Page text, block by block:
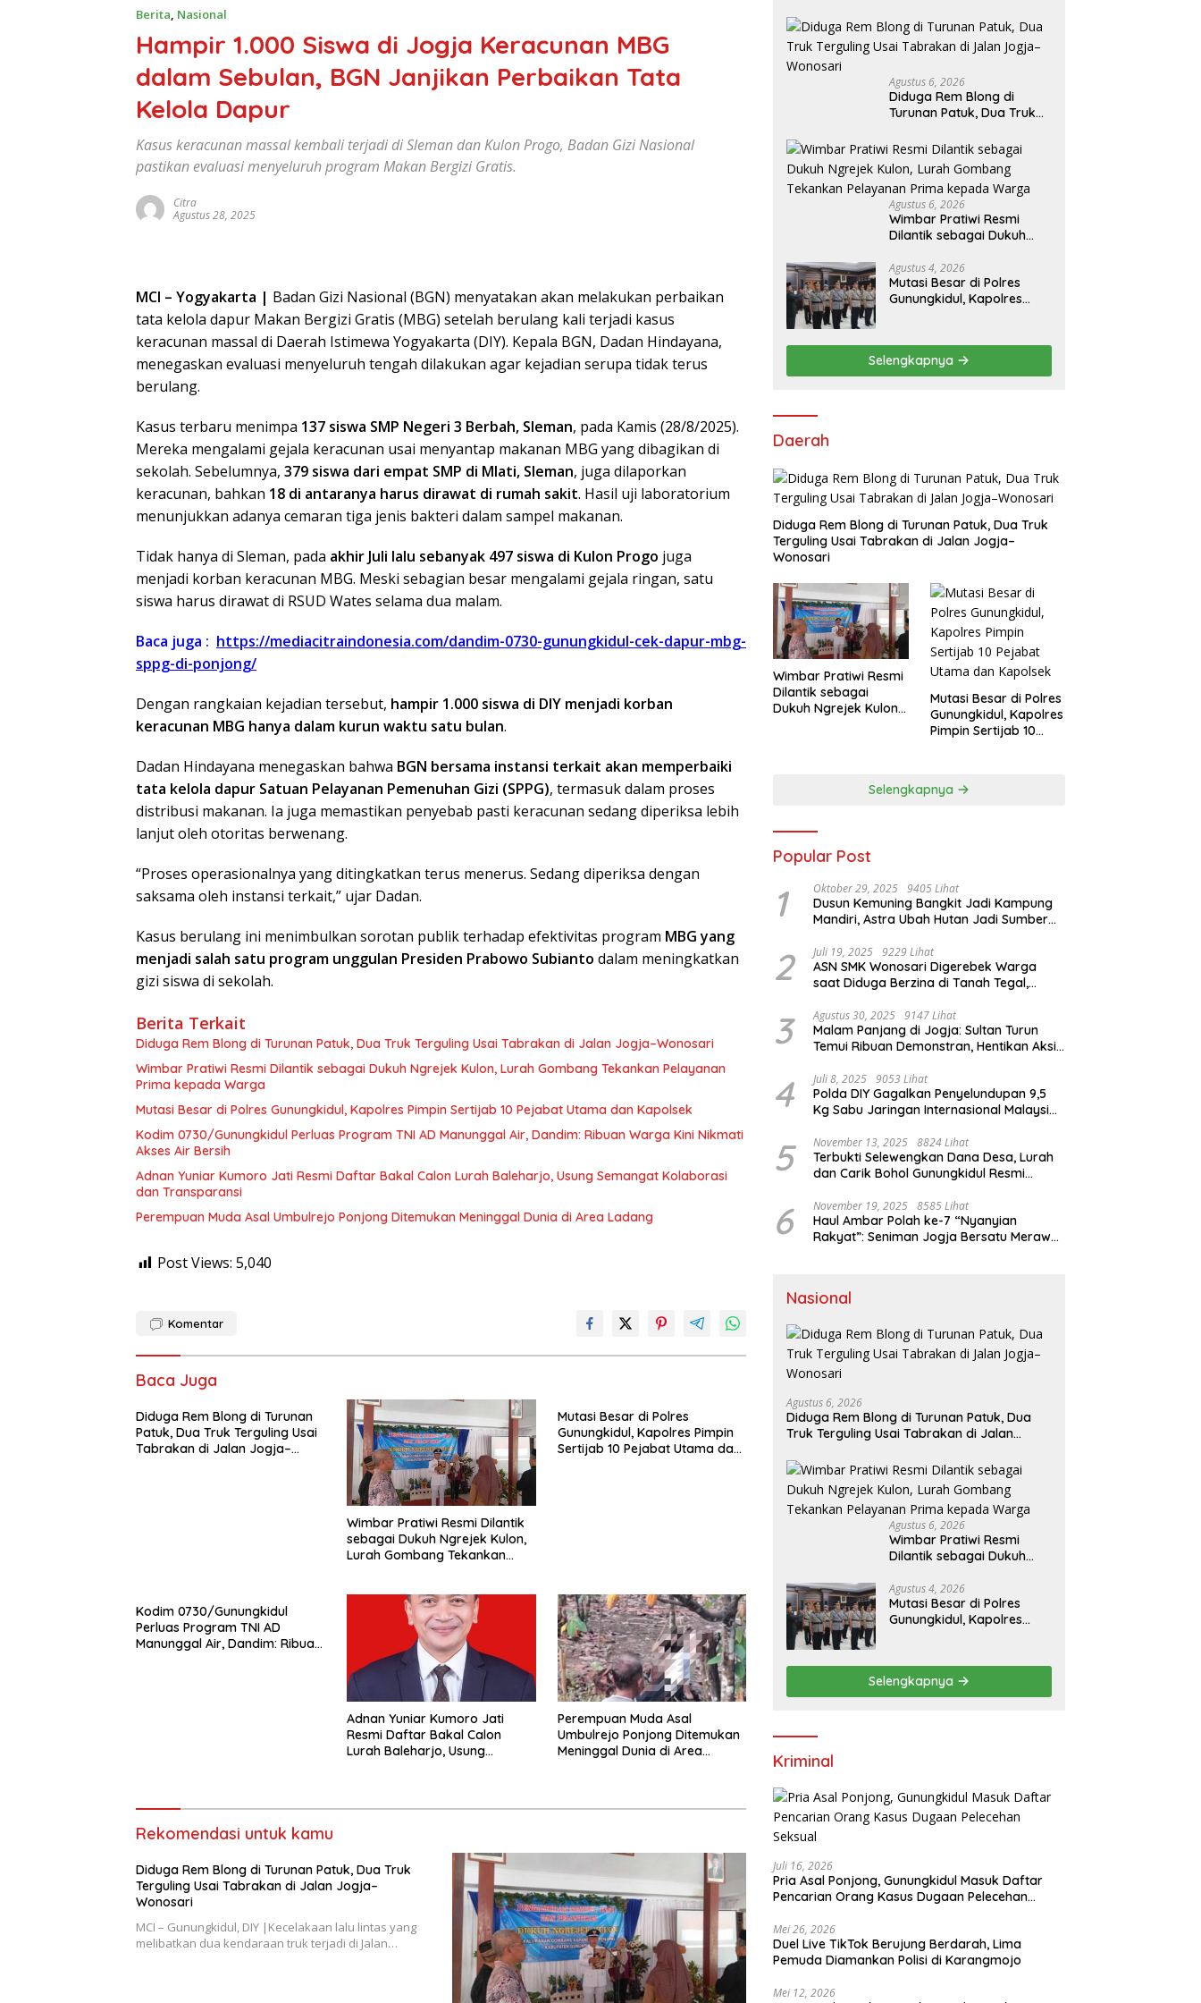
Berita, Nasional
Hampir 1.000 Siswa di Jogja Keracunan MBG
dalam Sebulan, BGN Janjikan Perbaikan Tata
Kelola Dapur
Kasus keracunan massal kembali terjadi di Sleman dan Kulon Progo, Badan Gizi Nasional
pastikan evaluasi menyeluruh program Makan Bergizi Gratis.
Citra
Agustus 28, 2025
MCI – Yogyakarta | Badan Gizi Nasional (BGN) menyatakan akan melakukan perbaikan
tata kelola dapur Makan Bergizi Gratis (MBG) setelah berulang kali terjadi kasus
keracunan massal di Daerah Istimewa Yogyakarta (DIY). Kepala BGN, Dadan Hindayana,
menegaskan evaluasi menyeluruh tengah dilakukan agar kejadian serupa tidak terus
berulang.
Kasus terbaru menimpa 137 siswa SMP Negeri 3 Berbah, Sleman, pada Kamis (28/8/2025).
Mereka mengalami gejala keracunan usai menyantap makanan MBG yang dibagikan di
sekolah. Sebelumnya, 379 siswa dari empat SMP di Mlati, Sleman, juga dilaporkan
keracunan, bahkan 18 di antaranya harus dirawat di rumah sakit. Hasil uji laboratorium
menunjukkan adanya cemaran tiga jenis bakteri dalam sampel makanan.
Tidak hanya di Sleman, pada akhir Juli lalu sebanyak 497 siswa di Kulon Progo juga
menjadi korban keracunan MBG. Meski sebagian besar mengalami gejala ringan, satu
siswa harus dirawat di RSUD Wates selama dua malam.
Baca juga : https://mediacitraindonesia.com/dandim-0730-gunungkidul-cek-dapur-mbg-
sppg-di-ponjong/
Dengan rangkaian kejadian tersebut, hampir 1.000 siswa di DIY menjadi korban
keracunan MBG hanya dalam kurun waktu satu bulan.
Dadan Hindayana menegaskan bahwa BGN bersama instansi terkait akan memperbaiki
tata kelola dapur Satuan Pelayanan Pemenuhan Gizi (SPPG), termasuk dalam proses
distribusi makanan. Ia juga memastikan penyebab pasti keracunan sedang diperiksa lebih
lanjut oleh otoritas berwenang.
“Proses operasionalnya yang ditingkatkan terus menerus. Sedang diperiksa dengan
saksama oleh instansi terkait,” ujar Dadan.
Kasus berulang ini menimbulkan sorotan publik terhadap efektivitas program MBG yang
menjadi salah satu program unggulan Presiden Prabowo Subianto dalam meningkatkan
gizi siswa di sekolah.
Berita Terkait
Diduga Rem Blong di Turunan Patuk, Dua Truk Terguling Usai Tabrakan di Jalan Jogja–Wonosari
Wimbar Pratiwi Resmi Dilantik sebagai Dukuh Ngrejek Kulon, Lurah Gombang Tekankan Pelayanan
Prima kepada Warga
Mutasi Besar di Polres Gunungkidul, Kapolres Pimpin Sertijab 10 Pejabat Utama dan Kapolsek
Kodim 0730/Gunungkidul Perluas Program TNI AD Manunggal Air, Dandim: Ribuan Warga Kini Nikmati
Akses Air Bersih
Adnan Yuniar Kumoro Jati Resmi Daftar Bakal Calon Lurah Baleharjo, Usung Semangat Kolaborasi
dan Transparansi
Perempuan Muda Asal Umbulrejo Ponjong Ditemukan Meninggal Dunia di Area Ladang
Post Views: 5,040
Komentar
Baca Juga
Diduga Rem Blong di Turunan
Patuk, Dua Truk Terguling Usai
Tabrakan di Jalan Jogja–
Wimbar Pratiwi Resmi Dilantik
sebagai Dukuh Ngrejek Kulon,
Lurah Gombang Tekankan
Mutasi Besar di Polres
Gunungkidul, Kapolres Pimpin
Sertijab 10 Pejabat Utama dan
Kodim 0730/Gunungkidul
Perluas Program TNI AD
Manunggal Air, Dandim: Ribuan
Adnan Yuniar Kumoro Jati
Resmi Daftar Bakal Calon
Lurah Baleharjo, Usung
Perempuan Muda Asal
Umbulrejo Ponjong Ditemukan
Meninggal Dunia di Area
Rekomendasi untuk kamu
Diduga Rem Blong di Turunan Patuk, Dua Truk
Terguling Usai Tabrakan di Jalan Jogja–
Wonosari
MCI – Gunungkidul, DIY |Kecelakaan lalu lintas yang
melibatkan dua kendaraan truk terjadi di Jalan…
Agustus 6, 2026
Diduga Rem Blong di
Turunan Patuk, Dua Truk
Jalan Jogja–Wonosari
Agustus 6, 2026
Wimbar Pratiwi Resmi
Dilantik sebagai Dukuh
Gombang Tekankan
Pelayanan Prima kepada
Warga
Agustus 4, 2026
Mutasi Besar di Polres
Gunungkidul, Kapolres
Selengkapnya
Daerah
Diduga Rem Blong di Turunan Patuk, Dua Truk
Terguling Usai Tabrakan di Jalan Jogja–
Wonosari
Wimbar Pratiwi Resmi
Dilantik sebagai
Dukuh Ngrejek Kulon,
Mutasi Besar di Polres
Gunungkidul, Kapolres
Pimpin Sertijab 10
Selengkapnya
Popular Post
1 Oktober 29, 2025 9405 Lihat
Dusun Kemuning Bangkit Jadi Kampung
Mandiri, Astra Ubah Hutan Jadi Sumber
2 Juli 19, 2025 9229 Lihat
ASN SMK Wonosari Digerebek Warga
saat Diduga Berzina di Tanah Tegal,
3 Agustus 30, 2025 9147 Lihat
Malam Panjang di Jogja: Sultan Turun
Temui Ribuan Demonstran, Hentikan Aksi
4 Juli 8, 2025 9053 Lihat
Polda DIY Gagalkan Penyelundupan 9,5
Kg Sabu Jaringan Internasional Malaysia-
5 November 13, 2025 8824 Lihat
Terbukti Selewengkan Dana Desa, Lurah
dan Carik Bohol Gunungkidul Resmi
6 November 19, 2025 8585 Lihat
Haul Ambar Polah ke-7 “Nyanyian
Rakyat”: Seniman Jogja Bersatu Merawat
Nasional
Agustus 6, 2026
Diduga Rem Blong di Turunan Patuk, Dua
Truk Terguling Usai Tabrakan di Jalan
Agustus 6, 2026
Wimbar Pratiwi Resmi
Dilantik sebagai Dukuh
Gombang Tekankan
Pelayanan Prima kepada
Warga
Agustus 4, 2026
Mutasi Besar di Polres
Gunungkidul, Kapolres
Selengkapnya
Kriminal
Juli 16, 2026
Pria Asal Ponjong, Gunungkidul Masuk Daftar
Pencarian Orang Kasus Dugaan Pelecehan
Mei 26, 2026
Duel Live TikTok Berujung Berdarah, Lima
Pemuda Diamankan Polisi di Karangmojo
Mei 12, 2026